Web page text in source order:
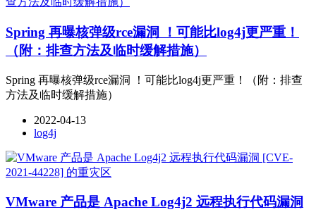
Spring 再曝核弹级rce漏洞 ！可能比log4j更严重！
（附：排查方法及临时缓解措施）
Spring 再曝核弹级rce漏洞 ！可能比log4j更严重！（附：排查
方法及临时缓解措施）
2022-04-13
log4j
VMware 产品是 Apache Log4j2 远程执行代码漏洞